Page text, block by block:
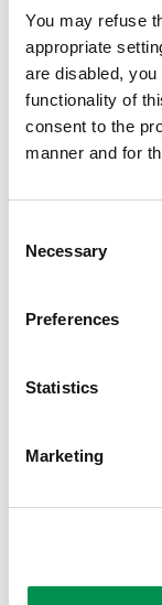
You may refuse
appropriate
are disabled,
functionality of
consent to the
manner and for
Selection
Necessary
Preferences
Statistics
Marketing
Adolygu ac
cheisiadau
Adolygu ac
diogelwch
Comisiwn
Adolygu ac
rheoli
Gwneud
Adolygu ac
gan gynnwys
gweithredu
eu hangen i